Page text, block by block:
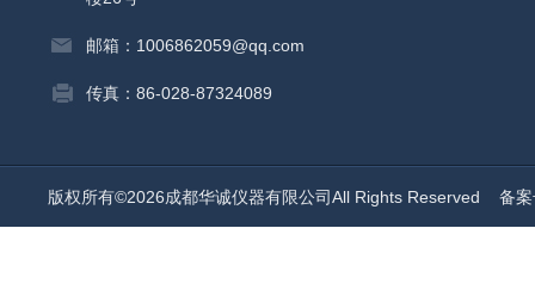
邮箱：1006862059@qq.com
传真：86-028-87324089
版权所有©2026成都华诚仪器有限公司All Rights Reserved 备